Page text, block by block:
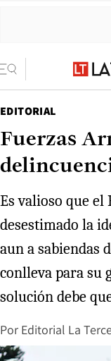
EDITORIAL
Fuerzas
Es valioso que el
desestimado la
aun a sabiendas
conlleva para su
solución debe
Por Editorial La